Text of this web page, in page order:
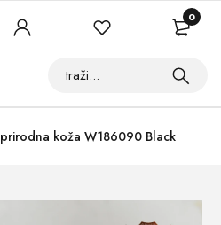
koža W186090 Black
0